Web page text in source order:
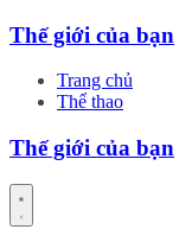
Skip
content
Thế giới của bạn
Trang chủ
Thể thao
Thế giới của bạn